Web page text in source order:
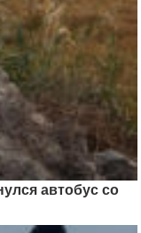
автобус со